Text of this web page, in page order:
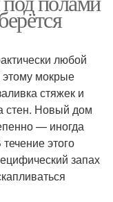
любой
мокрые
стяжек и
стен. Новый дом
— иногда
этого
запах